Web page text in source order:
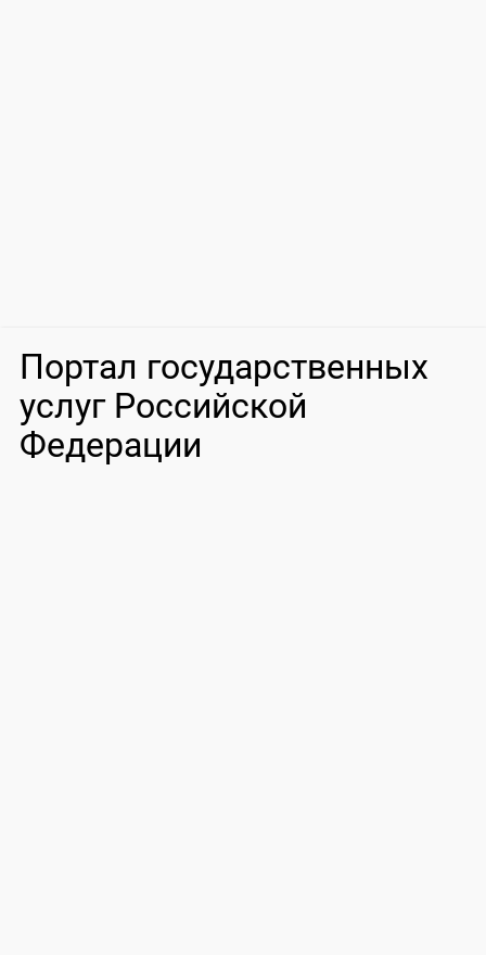
Портал государственных
услуг Российской
Федерации